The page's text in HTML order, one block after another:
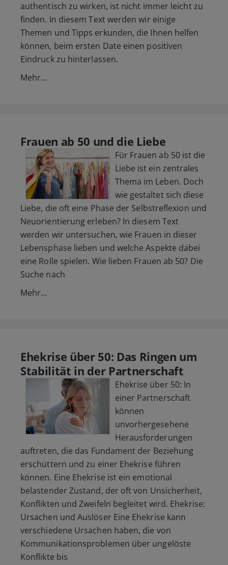
authentisch zu wirken, ist nicht immer leicht zu
finden. In diesem Text werden wir einige
Themen und Tipps erkunden, die Ihnen helfen
können, beim ersten Date einen positiven
Eindruck zu hinterlassen.
Mehr…
Frauen ab 50 und die Liebe
Für Frauen ab 50 ist die
Liebe ist ein zentrales
Thema im Leben. Doch
wie gestaltet sich diese
Liebe, die oft eine Phase der Selbstreflexion und
Neuorientierung erleben? In diesem Text
werden wir untersuchen, wie Frauen in dieser
Lebensphase lieben und welche Aspekte dabei
eine Rolle spielen. Wie lieben Frauen ab 50? Die
Suche nach
Mehr…
Ehekrise über 50: Das Ringen um
Stabilität in der Partnerschaft
Ehekrise über 50: In
einer Partnerschaft
können
unvorhergesehene
Herausforderungen
auftreten, die das Fundament der Beziehung
erschüttern und zu einer Ehekrise führen
können. Eine Ehekrise ist ein emotional
belastender Zustand, der oft von Unsicherheit,
Konflikten und Zweifeln begleitet wird. Ehekrise:
Ursachen und Auslöser Eine Ehekrise kann
verschiedene Ursachen haben, die von
Kommunikationsproblemen über ungelöste
Konflikte bis